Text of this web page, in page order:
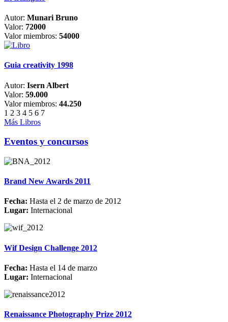
Autor: Munari Bruno
Valor: 72000
Valor miembros: 54000
Guia creativity 1998
Autor: Isern Albert
Valor: 59.000
Valor miembros: 44.250
1 2 3 4 5 6 7
Más Libros
Eventos y concursos
Brand New Awards 2011
Fecha: Hasta el 2 de marzo de 2012
Lugar: Internacional
Wif Design Challenge 2012
Fecha: Hasta el 14 de marzo
Lugar: Internacional
Renaissance Photography Prize 2012